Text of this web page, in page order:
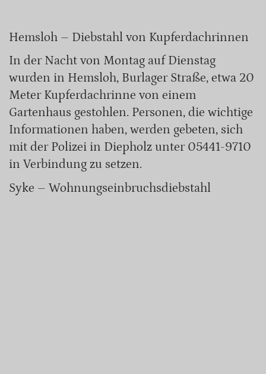
Hemsloh – Diebstahl von Kupferdachrinnen
In der Nacht von Montag auf Dienstag
wurden in Hemsloh, Burlager Straße, etwa 20
Meter Kupferdachrinne von einem
Gartenhaus gestohlen. Personen, die wichtige
Informationen haben, werden gebeten, sich
mit der Polizei in Diepholz unter 05441-9710
in Verbindung zu setzen.
Syke – Wohnungseinbruchsdiebstahl